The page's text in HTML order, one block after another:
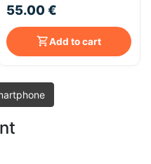
1080P
55.00 €
Add to cart